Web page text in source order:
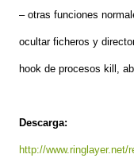
– otras funciones
ocultar ficheros y
hook de procesos kill,
Descarga:
http://www.ringlayer.net/